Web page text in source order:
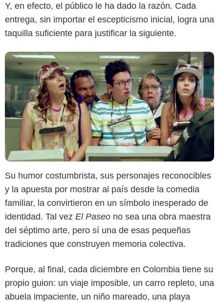
Y, en efecto, el público le ha dado la razón. Cada
entrega, sin importar el escepticismo inicial, logra una
taquilla suficiente para justificar la siguiente.
Su humor costumbrista, sus personajes reconocibles
y la apuesta por mostrar al país desde la comedia
familiar, la convirtieron en un símbolo inesperado de
identidad. Tal vez El Paseo no sea una obra maestra
del séptimo arte, pero sí una de esas pequeñas
tradiciones que construyen memoria colectiva.
Porque, al final, cada diciembre en Colombia tiene su
propio guion: un viaje imposible, un carro repleto, una
abuela impaciente, un niño mareado, una playa